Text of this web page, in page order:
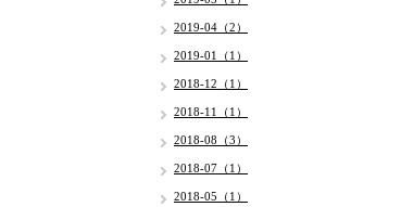
2019-04（2）
2019-01（1）
2018-12（1）
2018-11（1）
2018-08（3）
2018-07（1）
2018-05（1）